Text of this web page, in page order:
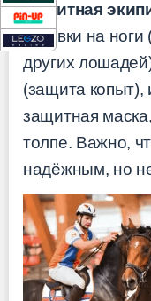
Защитная
ногавки на
других
(защита
защитная
толпе. Важно,
надёжным, но